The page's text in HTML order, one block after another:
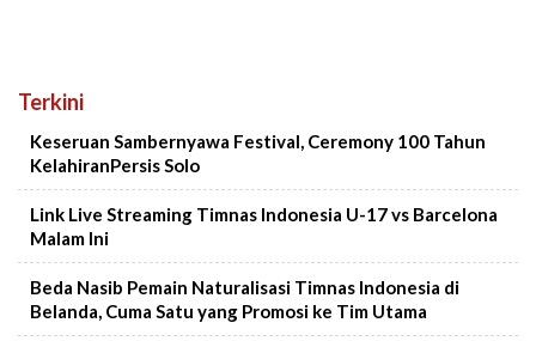
Terkini
Keseruan Sambernyawa Festival, Ceremony 100 Tahun
KelahiranPersis Solo
Link Live Streaming Timnas Indonesia U-17 vs Barcelona
Malam Ini
Beda Nasib Pemain Naturalisasi Timnas Indonesia di
Belanda, Cuma Satu yang Promosi ke Tim Utama